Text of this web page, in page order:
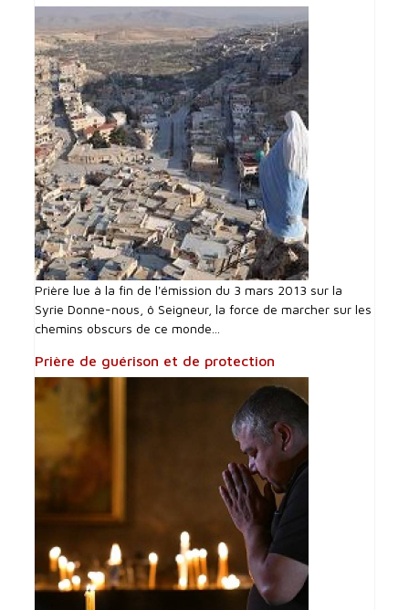
Prière lue à la fin de l'émission du 3 mars 2013 sur la
Syrie Donne-nous, ô Seigneur, la force de marcher sur les
chemins obscurs de ce monde...
Prière de guérison et de protection